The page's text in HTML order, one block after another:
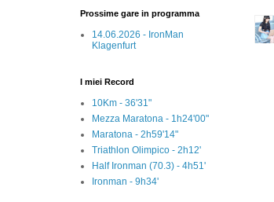
Prossime gare in programma
14.06.2026 - IronMan
Klagenfurt
I miei Record
10Km - 36'31"
Mezza Maratona - 1h24'00"
Maratona - 2h59'14"
Triathlon Olimpico - 2h12'
Half Ironman (70.3) - 4h51'
Ironman - 9h34'